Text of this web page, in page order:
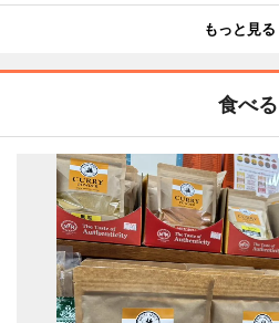
もっと見る
食べる